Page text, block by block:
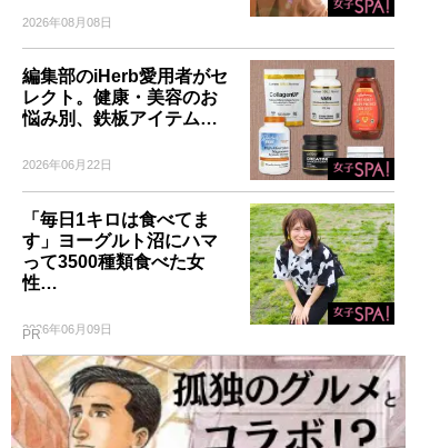
2026年08月08日
編集部のiHerb愛用者がセ
レクト。健康・美容のお
悩み別、鉄板アイテム…
2026年06月22日
「毎日1キロは食べてま
す」ヨーグルト沼にハマ
って3500種類食べた女
性…
2026年06月09日
PR